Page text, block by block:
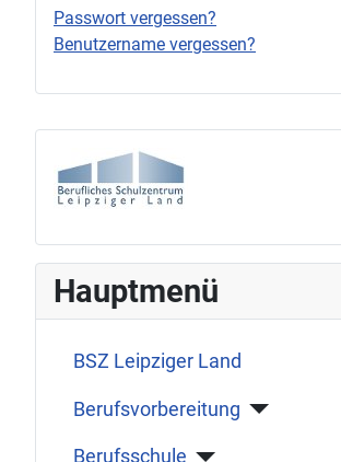
Hauptmenü
BSZ Leipziger Land
Berufsvorbereitung
Berufsschule
Passwort vergessen?
Benutzername vergessen?